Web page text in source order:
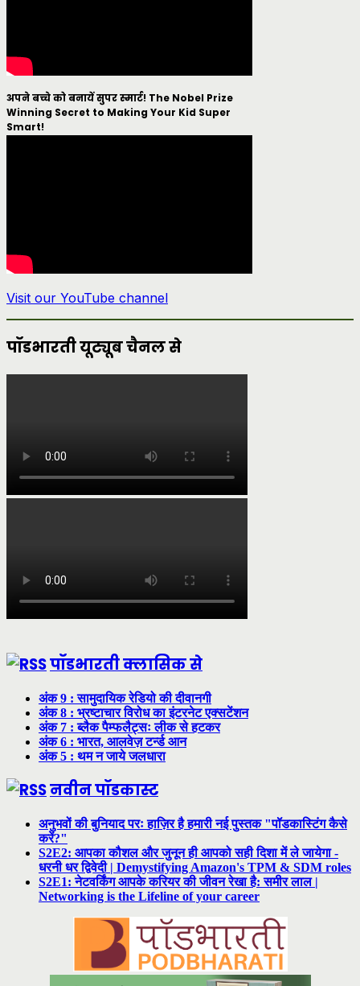
अपने बच्चे को बनायें सुपर स्मार्ट! The Nobel Prize
Winning Secret to Making Your Kid Super
Smart!
Visit our YouTube channel
पॉडभारती यूट्यूब चैनल से
पॉडभारती क्लासिक से
अंक 9 : सामुदायिक रेडियो की दीवानगी
अंक 8 : भ्रष्टाचार विरोध का इंटरनेट एक्सटेंशन
अंक 7 : ब्लैक पैम्फलैट्सः लीक से हटकर
अंक 6 : भारत, आलवेज़ टर्न्ड आन
अंक 5 : थम न जाये जलधारा
नवीन पॉडकास्ट
अनुभवों की बुनियाद परः हाज़िर है हमारी नई पुस्तक "पॉडकास्टिंग कैसे
करें?"
S2E2: आपका कौशल और जुनून ही आपको सही दिशा में ले जायेगा -
धरनी धर द्विवेदी | Demystifying Amazon's TPM & SDM roles
S2E1: नेटवर्किंग आपके करियर की जीवन रेखा है: समीर लाल |
Networking is the Lifeline of your career